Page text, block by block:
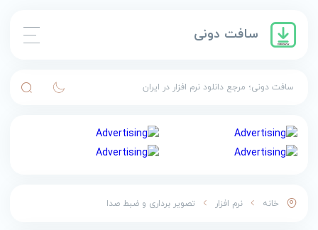
سافت دونی
سافت دونی؛ مرجع دانلود نرم افزار در ایران
خانه نرم افزار تصویر برداری و ضبط صدا